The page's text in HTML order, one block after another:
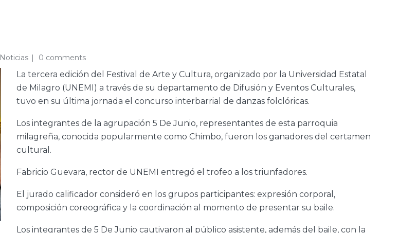
Noticias 0 comments
La tercera edición del Festival de Arte y Cultura, organizado por la Universidad Estatal
de Milagro (UNEMI) a través de su departamento de Difusión y Eventos Culturales,
tuvo en su última jornada el concurso interbarrial de danzas folclóricas.
Los integrantes de la agrupación 5 De Junio, representantes de esta parroquia
milagreña, conocida popularmente como Chimbo, fueron los ganadores del certamen
cultural.
Fabricio Guevara, rector de UNEMI entregó el trofeo a los triunfadores.
El jurado calificador consideró en los grupos participantes: expresión corporal,
composición coreográfica y la coordinación al momento de presentar su baile.
Los integrantes de 5 De Junio cautivaron al público asistente, además del baile, con la